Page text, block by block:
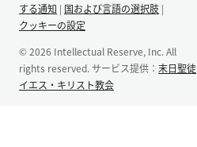
する通知 | 国および言語の選択肢 |
クッキーの設定
© 2026 Intellectual Reserve, Inc. All
rights reserved. サービス提供： 末日聖徒
イエス・キリスト教会